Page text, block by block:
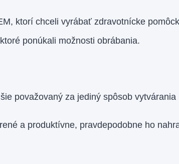
ktorí chceli vyrábať zdravotnícke
ponúkali možnosti obrábania.
považovaný za jediný spôsob
a produktívne, pravdepodobne ho